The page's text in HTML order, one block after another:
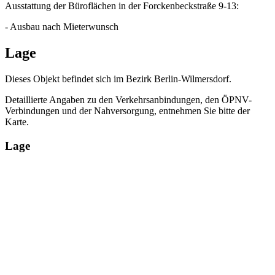
Ausstattung der Büroflächen in der Forckenbeckstraße 9-13:
- Ausbau nach Mieterwunsch
Lage
Dieses Objekt befindet sich im Bezirk Berlin-Wilmersdorf.
Detaillierte Angaben zu den Verkehrsanbindungen, den ÖPNV-
Verbindungen und der Nahversorgung, entnehmen Sie bitte der
Karte.
Lage